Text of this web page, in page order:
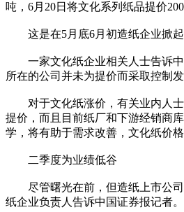
吨，6月20日将文化系列纸品提价200
这是在5月底6月初造纸企业掀起
一家文化纸企业相关人士告诉中
所在的公司并未为提价而采取控制
对于文化纸涨价，有关业内人士
提价，而且目前纸厂和下游经销商
学，将有助于需求改善，文化纸价格
二季度为业绩低谷
尽管曙光在前，但造纸上市公司
纸企业负责人告诉中国证券报记者。